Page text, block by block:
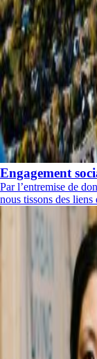
Engagement
Par l’entremise de
nous tissons des